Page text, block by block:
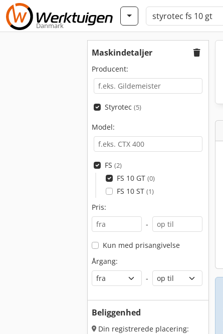
Danmark
Maskindetaljer
Producent:
Styrotec (5)
Model:
FS (2)
FS 10 GT (0)
FS 10 ST (1)
Pris:
-
Kun med prisangivelse
Årgang:
-
Beliggenhed
Din registrerede placering: